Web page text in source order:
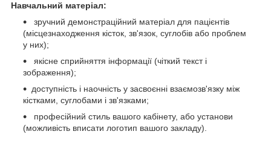
Навчальний матеріал:
зручний демонстраційний матеріал для пацієнтів
(місцезнаходження кісток, зв'язок, суглобів або проблем
у них);
якісне сприйняття інформації (чіткий текст і
зображення);
доступність і наочність у засвоєнні взаємозв'язку між
кістками, суглобами і зв'язками;
професійний стиль вашого кабінету, або установи
(можливість вписати логотип вашого закладу).